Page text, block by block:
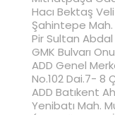
Hacı Bektaş
Şahintepe
Pir Sultan
GMK Bulvarı
ADD Genel
No.102 Dai.7- 8
ADD Batıkent
Yenibatı Mah.